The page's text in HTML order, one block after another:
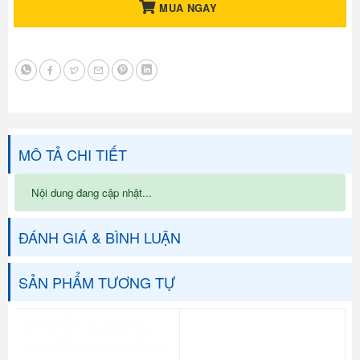
MUA NGAY
MÔ TẢ CHI TIẾT
Nội dung đang cập nhật...
ĐÁNH GIÁ & BÌNH LUẬN
SẢN PHẨM TƯƠNG TỰ